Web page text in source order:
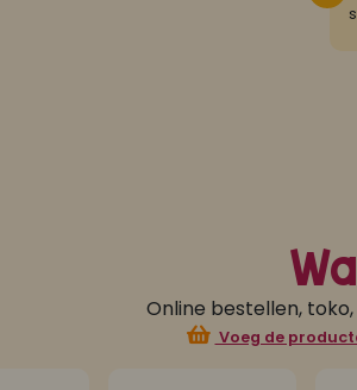
Online bestellen,
Voeg de